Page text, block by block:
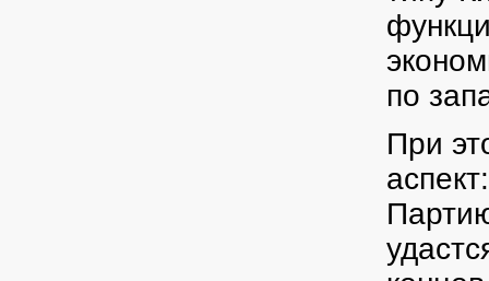
по
При